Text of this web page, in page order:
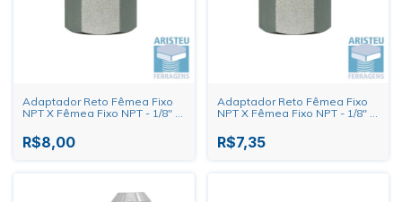
Adaptador Reto Fêmea Fixo
NPT X Fêmea Fixo NPT - 1/8" X
R$8,00
Adaptador Reto Fêmea Fixo
NPT X Fêmea Fixo NPT - 1/8" X
R$7,35